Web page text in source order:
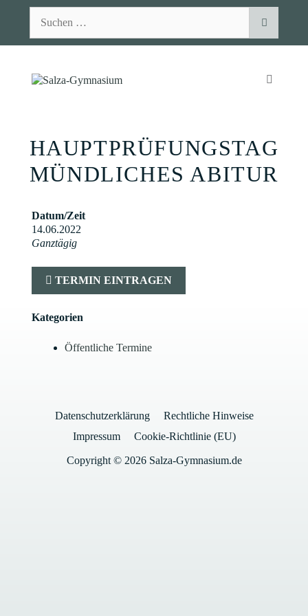
nach:
HAUPTPRÜFUNGSTAG
MÜNDLICHES ABITUR
Datum/Zeit
14.06.2022
Ganztägig
TERMIN EINTRAGEN
Kategorien
Öffentliche Termine
Datenschutzerklärung
Rechtliche Hinweise
Impressum
Cookie-Richtlinie (EU)
Copyright © 2026 Salza-Gymnasium.de